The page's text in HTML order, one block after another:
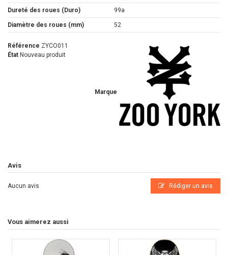
Dureté des roues (Duro) 99a
Diamètre des roues (mm) 52
Marque
Référence ZYCO011
État Nouveau produit
Avis
Aucun avis Rédiger un avis
Vous aimerez aussi